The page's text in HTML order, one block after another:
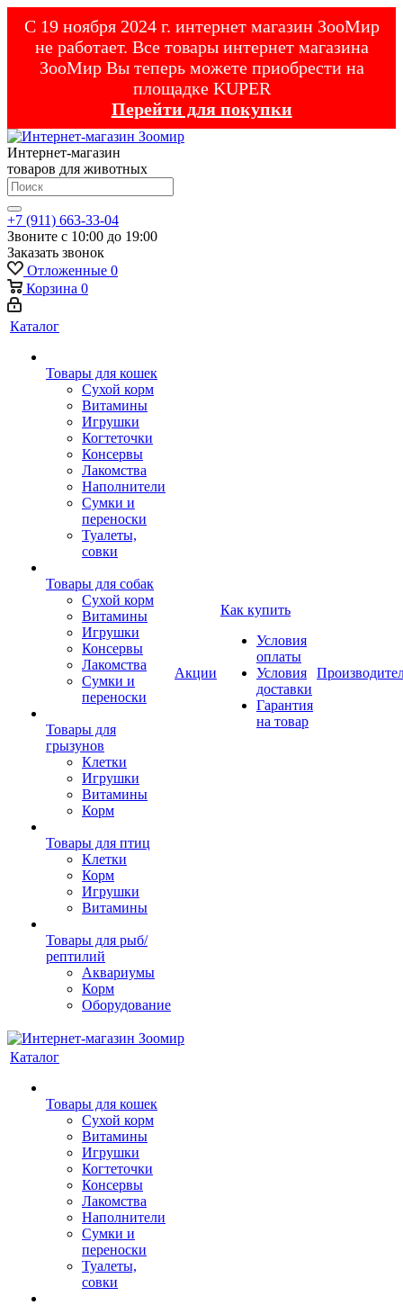
С 19 ноября 2024 г. интернет магазин ЗооМир
не работает. Все товары интернет магазина
ЗооМир Вы теперь можете приобрести на
площадке KUPER
Перейти для покупки
Интернет-магазин
товаров для животных
+7 (911) 663-33-04
Звоните с 10:00 до 19:00
Заказать звонок
Отложенные 0
Корзина 0
Каталог
Товары для кошек
Cухой корм
Витамины
Игрушки
Когтеточки
Консервы
Лакомства
Наполнители
Сумки и
переноски
Туалеты,
совки
Товары для собак
Cухой корм
Витамины
Игрушки
Консервы
Лакомства
Сумки и
переноски
Товары для
грызунов
Клетки
Игрушки
Витамины
Корм
Товары для птиц
Клетки
Корм
Игрушки
Витамины
Товары для рыб/
рептилий
Аквариумы
Корм
Оборудование
Акции
Как купить
Условия
оплаты
Условия
доставки
Гарантия
на товар
Каталог
Товары для кошек
Cухой корм
Витамины
Игрушки
Когтеточки
Консервы
Лакомства
Наполнители
Сумки и
переноски
Туалеты,
совки